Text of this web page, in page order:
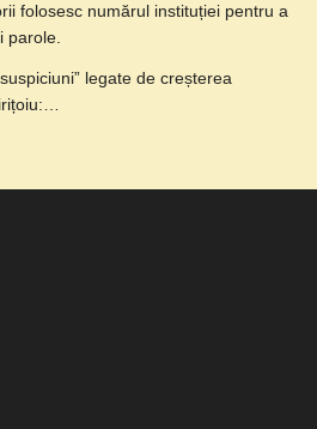
folosesc numărul instituției pentru a
parole.
legate de creșterea